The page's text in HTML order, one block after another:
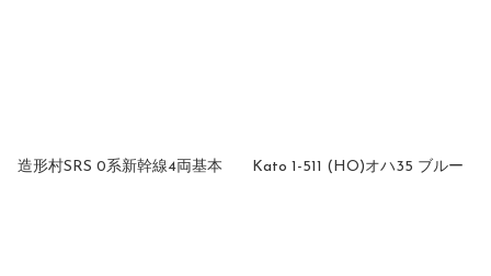
造形村SRS 0系新幹線4両基本 Kato 1-511 (HO)オハ35 ブルー